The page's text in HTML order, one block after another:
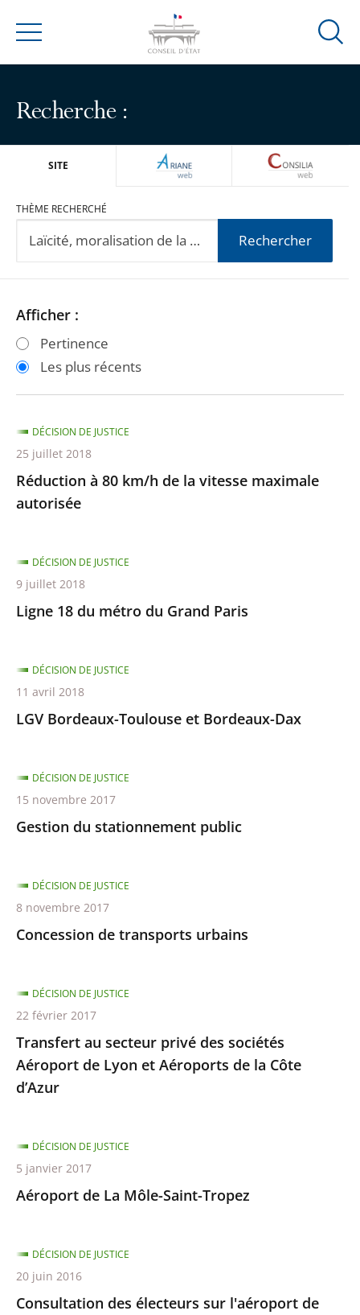
Menu
Ouvrir
Recherche :
SITE ARIANEWEB
THÈME RECHERCHÉ
Rechercher
Passer
les
filtres
après
Passer
les
filtres
avant
Afficher :
Pertinence
Les plus récents
Réduction à 80 km/h de la vitesse maximale
autorisée
DÉCISION DE JUSTICE
25 juillet 2018
Ligne 18 du métro du Grand Paris
DÉCISION DE JUSTICE
9 juillet 2018
LGV Bordeaux-Toulouse et Bordeaux-Dax
DÉCISION DE JUSTICE
11 avril 2018
Gestion du stationnement public
DÉCISION DE JUSTICE
15 novembre 2017
Concession de transports urbains
DÉCISION DE JUSTICE
8 novembre 2017
Transfert au secteur privé des sociétés
Aéroport de Lyon et Aéroports de la Côte
d’Azur
DÉCISION DE JUSTICE
22 février 2017
Aéroport de La Môle-Saint-Tropez
DÉCISION DE JUSTICE
5 janvier 2017
Consultation des électeurs sur l'aéroport de
DÉCISION DE JUSTICE
20 juin 2016